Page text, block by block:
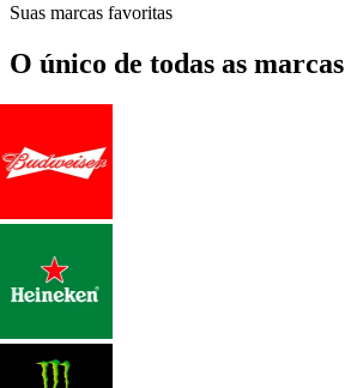
Suas marcas favoritas
O único de todas as marcas